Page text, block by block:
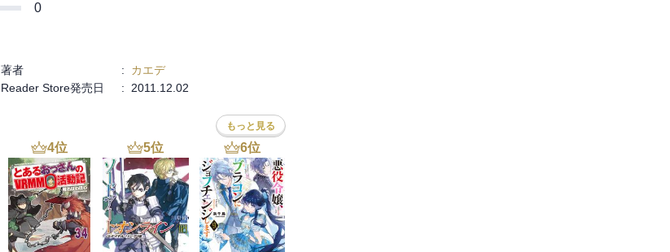
0
著者 :
カエデ
Reader Store発売日 :
2011.12.02
もっと見る
4位 5位 6位